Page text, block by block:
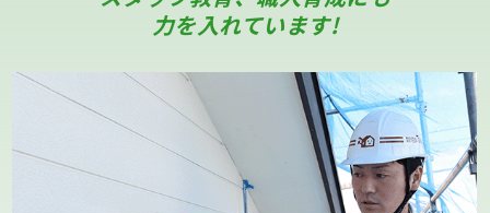
力を入れています!